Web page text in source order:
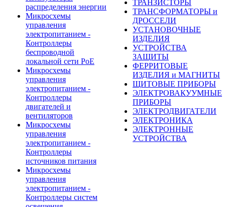
распределения энергии
Микросхемы
управления
электропитанием -
Контроллеры
беспроводной
локальной сети PoE
Микросхемы
управления
электропитанием -
Контроллеры
двигателей и
вентиляторов
Микросхемы
управления
электропитанием -
Контроллеры
источников питания
Микросхемы
управления
электропитанием -
Контроллеры систем
ТРАНЗИСТОРЫ
ТРАНСФОРМАТОРЫ и
ДРОССЕЛИ
УСТАНОВОЧНЫЕ
ИЗДЕЛИЯ
УСТРОЙСТВА
ЗАЩИТЫ
ФЕРРИТОВЫЕ
ИЗДЕЛИЯ и МАГНИТЫ
ЩИТОВЫЕ ПРИБОРЫ
ЭЛЕКТРОВАКУУМНЫЕ
ПРИБОРЫ
ЭЛЕКТРОДВИГАТЕЛИ
ЭЛЕКТРОНИКА
ЭЛЕКТРОННЫЕ
УСТРОЙСТВА